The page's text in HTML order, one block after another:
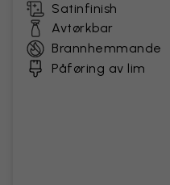
Satinfinish
Avtørkbar
Brannhemmande
Påføring av lim